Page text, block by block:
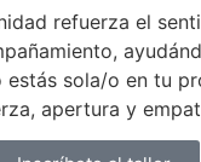
refuerza el
estás sola/o en tu
apertura y